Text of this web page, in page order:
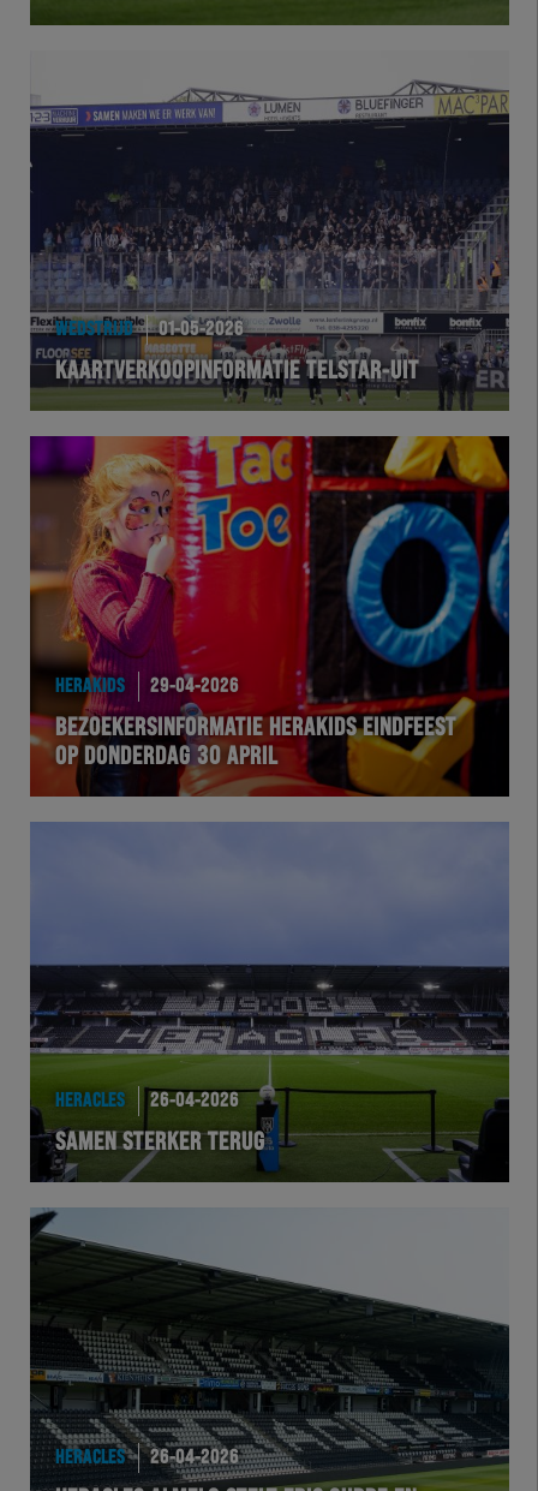
WEDSTRIJD 01-05-2026
KAARTVERKOOPINFORMATIE TELSTAR-UIT
HERAKIDS 29-04-2026
BEZOEKERSINFORMATIE HERAKIDS EINDFEEST
OP DONDERDAG 30 APRIL
HERACLES 26-04-2026
SAMEN STERKER TERUG
HERACLES 26-04-2026